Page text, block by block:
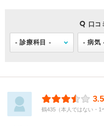
口コ
3.5
鶴435（本人ではない・1